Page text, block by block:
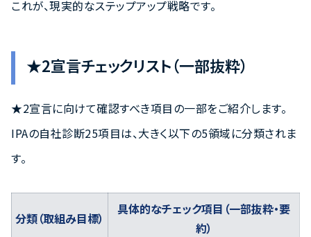
これが、現実的なステップアップ戦略です。
★2宣言チェックリスト（一部抜粋）
★2宣言に向けて確認すべき項目の一部をご紹介します。
IPAの自社診断25項目は、大きく以下の5領域に分類されま
す。
分類（取組み目標）
具体的なチェック項目（一部抜粋・要
約）